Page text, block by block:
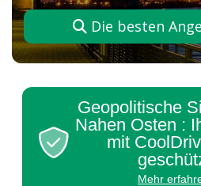
Die besten
Geopolitische
Nahen Osten :
mit
Mehr